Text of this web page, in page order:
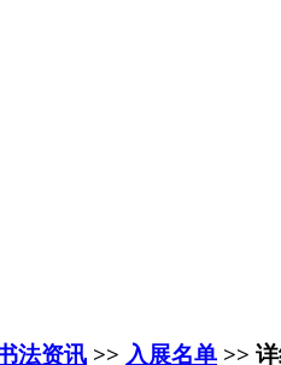
法资讯 >> 入展名单 >>